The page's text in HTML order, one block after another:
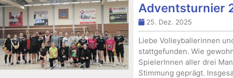
Adventsturnier
25. Dez. 2025
Liebe Volleyballerinnen
stattgefunden. Wie
SpielerInnen aller drei
Stimmung geprägt.